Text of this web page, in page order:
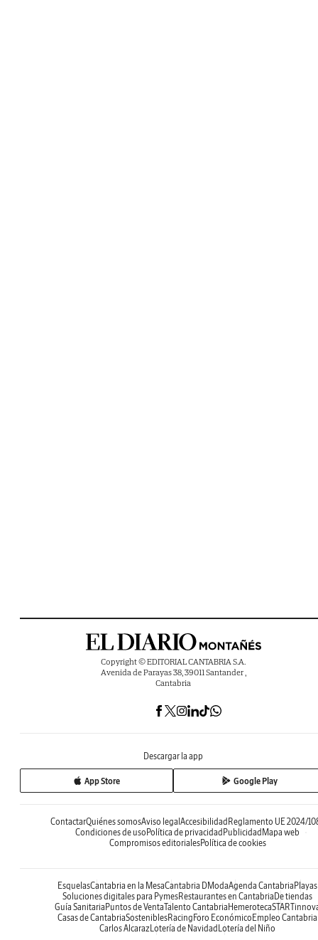
Copyright © EDITORIAL CANTABRIA S.A.
Avenida de Parayas 38, 39011 Santander ,
Cantabria
Descargar la app
App Store Google Play
ContactarQuiénes somosAviso legal Accesibilidad Reglamento UE 2024/
Condiciones de uso Política de privacidad Publicidad Mapa web
Compromisos editorialesPolítica de cookies
EsquelasCantabria en la MesaCantabria DModaAgenda Cantabria Playas
Soluciones digitales para PymesRestaurantes en Cantabria De tiendas
Guía Sanitaria Puntos de VentaTalento Cantabria Hemeroteca
Casas de CantabriaSosteniblesRacing Foro Económico Empleo Cantabria
Carlos AlcarazLotería de Navidad Lotería del Niño